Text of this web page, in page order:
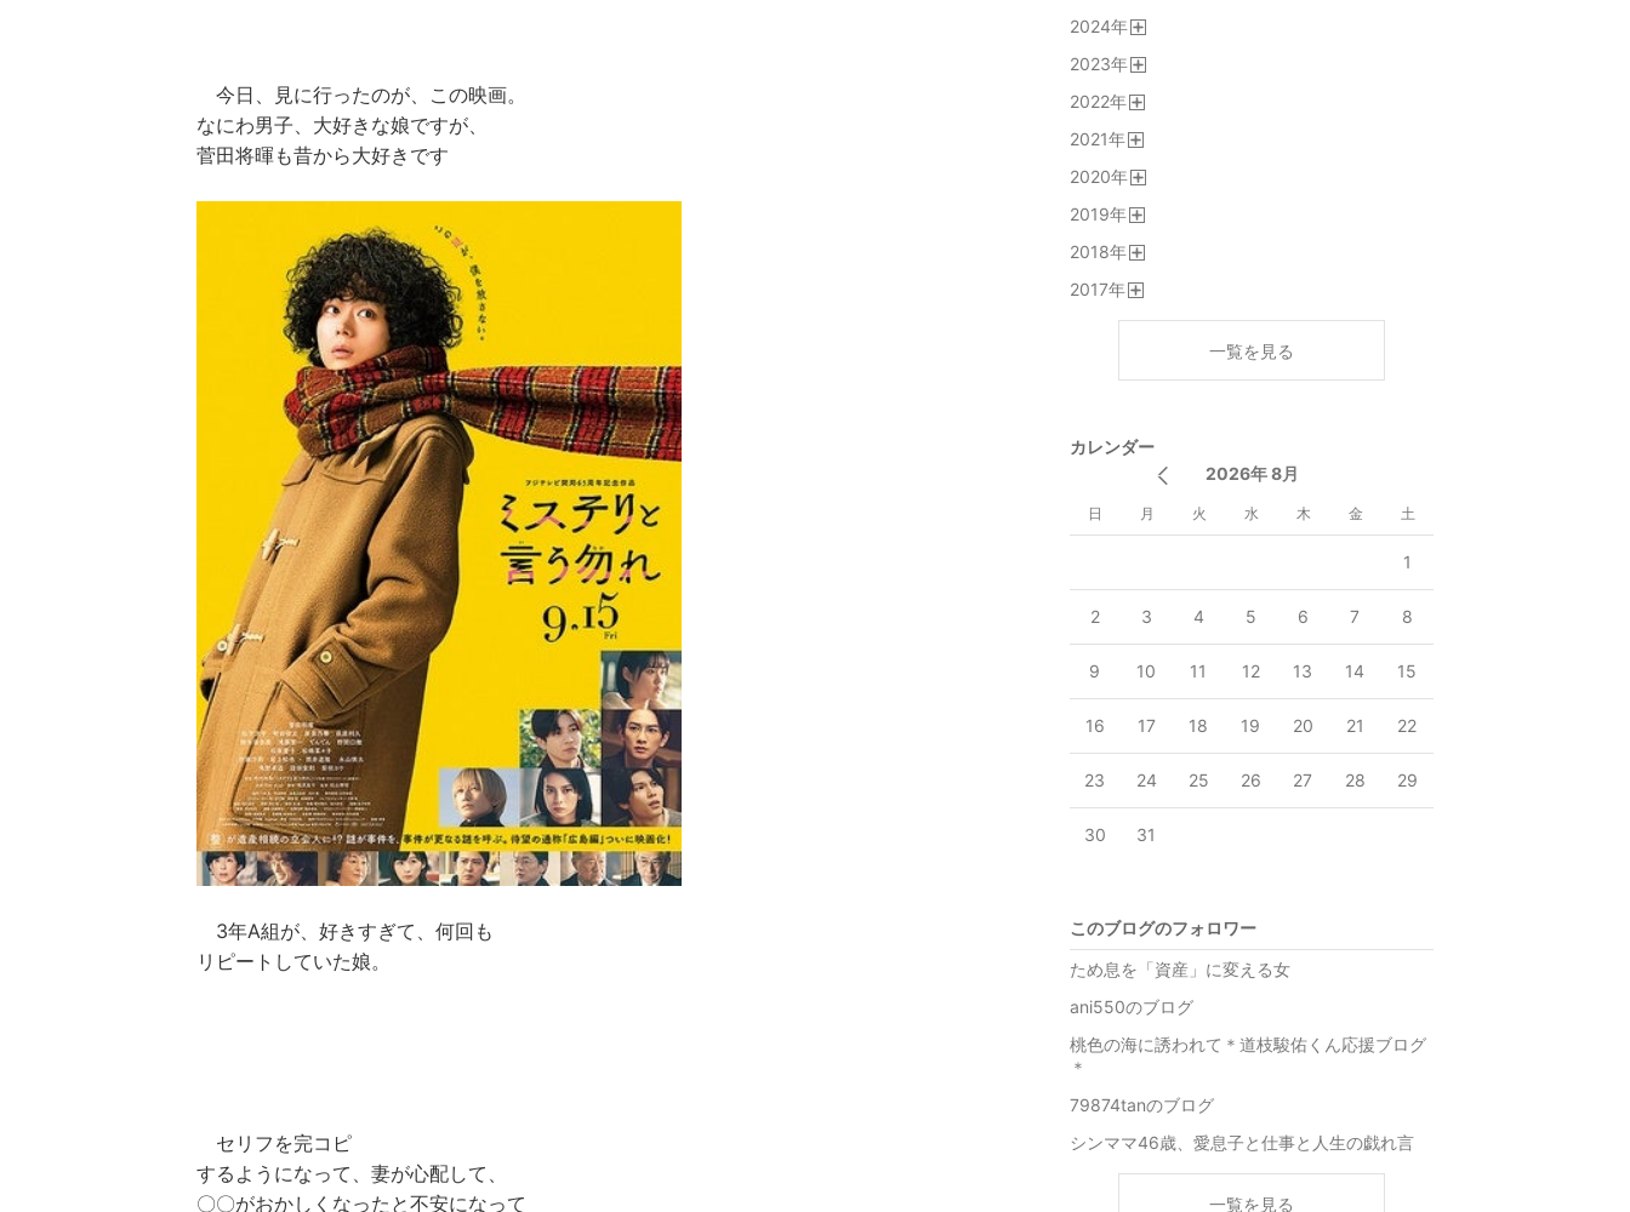
今日、見に行ったのが、この映画。
なにわ男子、大好きな娘ですが、
菅田将暉も昔から大好きです
3年A組が、好きすぎて、何回も
リピートしていた娘。
セリフを完コピ
するようになって、妻が心配して、
〇〇がおかしくなったと不安になって
2024年
2023年
2022年
2021年
2020年
2019年
2018年
2017年
一覧を見る
カレンダー
2026年 8月
日 月 火 水 木 金 土
1
2 3 4 5 6 7 8
9 10 11 12 13 14 15
16 17 18 19 20 21 22
23 24 25 26 27 28 29
30 31
このブログのフォロワー
ため息を「資産」に変える女
ani550のブログ
桃色の海に誘われて＊道枝駿佑くん応援ブログ
＊
79874tanのブログ
シンママ46歳、愛息子と仕事と人生の戯れ言
一覧を見る